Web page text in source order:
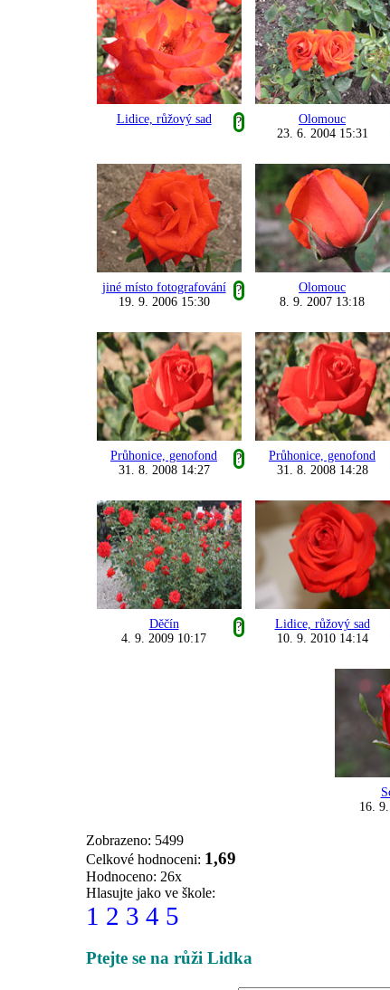
Lidice, růžový sad ? Olomouc
23. 6. 2004 15:31
jiné místo fotografování
?
19. 9. 2006 15:30
Olomouc
8. 9. 2007 13:18
Průhonice, genofond
?
31. 8. 2008 14:27
Průhonice, genofond
31. 8. 2008 14:28
Děčín
?
4. 9. 2009 10:17
Lidice, růžový sad
10. 9. 2010 14:14
16.
Zobrazeno: 5499
Celkové hodnoceni: 1,69
Hodnoceno: 26x
Hlasujte jako ve škole:
1 2 3 4 5
Ptejte se na růži Lidka